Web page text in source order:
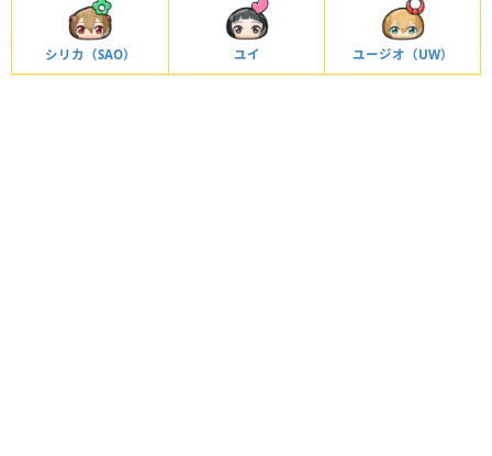
シリカ（SAO） ユイ ユージオ（UW）